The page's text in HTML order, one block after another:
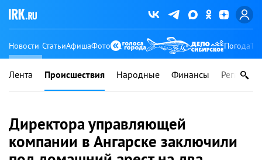
Новости СтатьиАфишаФото Погода
Лента Происшествия Народные Финансы Регионы
Директора управляющей
компании в Ангарске заключили